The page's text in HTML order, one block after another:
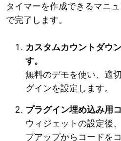
タイマーを作成できるマニ
で完了します。
カスタムカウントダウ
す。
無料のデモを使い、適
グインを設定します。
プラグイン埋め込み用
ウィジェットの設定後
プアップからコードを